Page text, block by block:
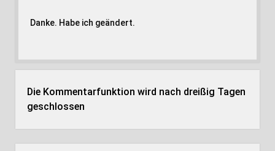
Danke. Habe ich geändert.
Die Kommentarfunktion wird nach dreißig Tagen
geschlossen